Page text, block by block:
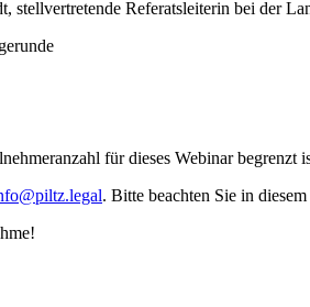
stellvertretende Referatsleiterin bei der
für dieses Webinar
. Bitte beachten Sie in